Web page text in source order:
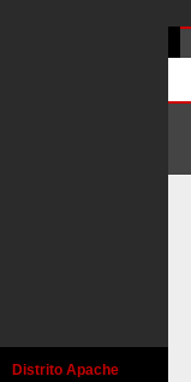
Distrito Apache